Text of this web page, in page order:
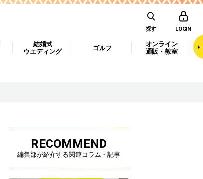
探す LOGIN
結婚式
ウエディング
ゴルフ
オンライン
通販・教室
RECOMMEND
編集部が紹介する関連コラム・記事